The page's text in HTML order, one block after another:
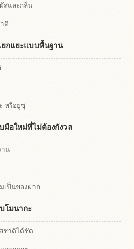
สและกลิ่น
ติ
กแยะแบบพื้นฐาน
หรือยูซุ
มือใหม่ที่ไม่ต้องกังวล
าน
เป็นของฝาก
โมนากะ
ชาติได้ชัด